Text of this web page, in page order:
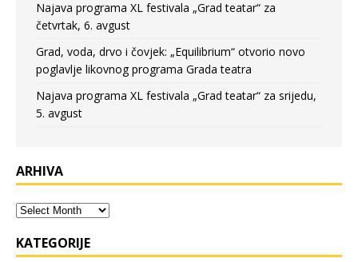
Najava programa XL festivala „Grad teatar“ za
četvrtak, 6. avgust
Grad, voda, drvo i čovjek: „Equilibrium“ otvorio novo
poglavlje likovnog programa Grada teatra
Najava programa XL festivala „Grad teatar“ za srijedu,
5. avgust
ARHIVA
KATEGORIJE